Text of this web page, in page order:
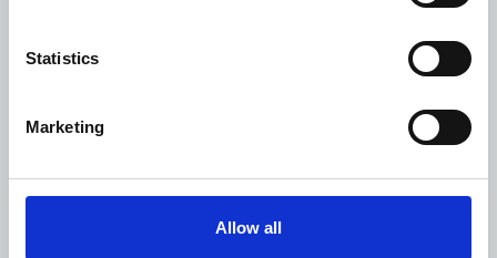
Statistics
Marketing
Allow all
TV και μουσική στο μπάνιο
Μπουρνούζια και παντόφλες πολυτελείας
σεσουάρ
*σε επιλεγμένες σουίτες